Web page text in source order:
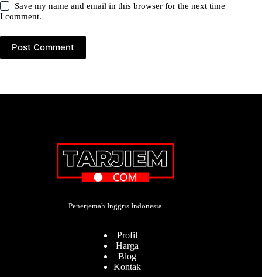
Save my name and email in this browser for the next time
I comment.
Post Comment
Penerjemah Inggris Indonesia
Profil
Harga
Blog
Kontak